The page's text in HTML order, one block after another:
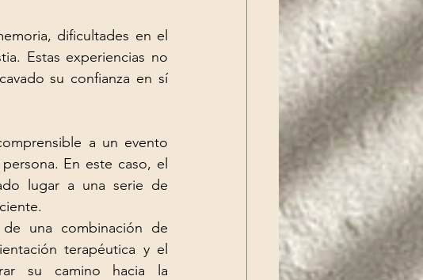
dificultades en el
Estas experiencias no
su confianza en sí
a un evento
En este caso, el
lugar a una serie de
una combinación de
terapéutica y el
su camino hacia la